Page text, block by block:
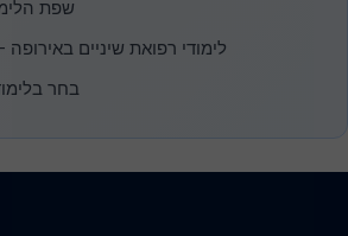
שפת הלימוד
לימודי רפואת שיניים באירופה
בחר בלימודי